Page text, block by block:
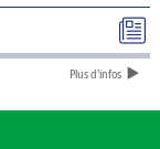
Plus d'infos